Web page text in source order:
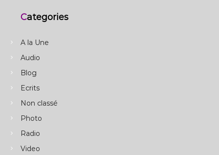
Categories
A la Une
Audio
Blog
Ecrits
Non classé
Photo
Radio
Video